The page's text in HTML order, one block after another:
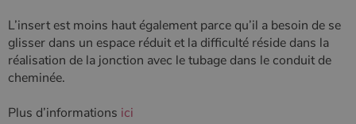
L’insert est moins haut également parce qu’il a besoin de se
glisser dans un espace réduit et la difficulté réside dans la
réalisation de la jonction avec le tubage dans le conduit de
cheminée.
Plus d’informations ici